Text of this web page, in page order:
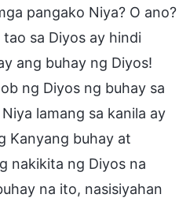
pangako Niya? O ano?
sa Diyos ay hindi
ang buhay ng Diyos!
ng Diyos ng buhay sa
lamang sa kanila ay
Kanyang buhay at
nakikita ng Diyos na
na ito, nasisiyahan